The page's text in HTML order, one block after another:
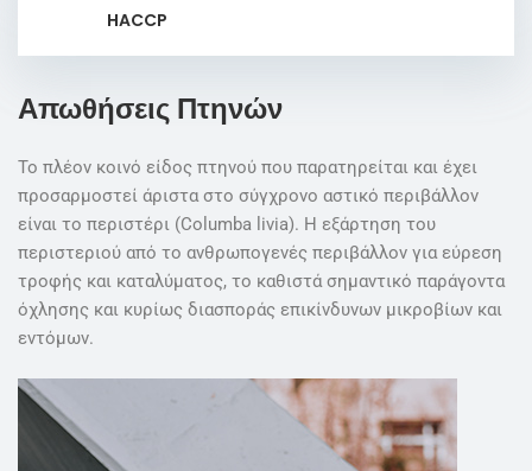
HACCP
Απωθήσεις Πτηνών
Το πλέον κοινό είδος πτηνού που παρατηρείται και έχει
προσαρμοστεί άριστα στο σύγχρονο αστικό περιβάλλον
είναι το περιστέρι (Columba livia). H εξάρτηση του
περιστεριού από το ανθρωπογενές περιβάλλον για εύρεση
τροφής και καταλύματος, το καθιστά σημαντικό παράγοντα
όχλησης και κυρίως διασποράς επικίνδυνων μικροβίων και
εντόμων.